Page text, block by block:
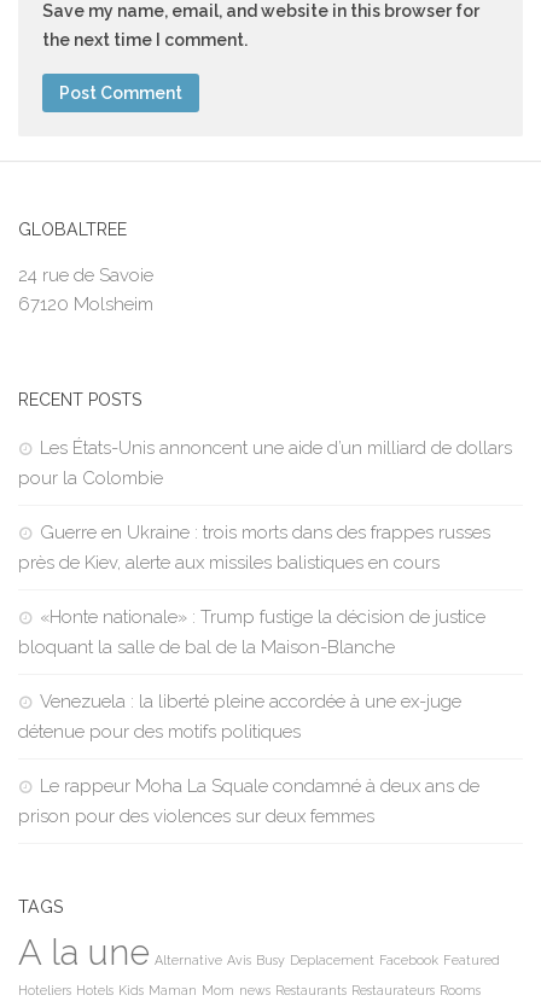
Save my name, email, and website in this browser for
the next time I comment.
GLOBALTREE
24 rue de Savoie
67120 Molsheim
RECENT POSTS
Les États-Unis annoncent une aide d’un milliard de dollars
pour la Colombie
Guerre en Ukraine : trois morts dans des frappes russes
près de Kiev, alerte aux missiles balistiques en cours
«Honte nationale» : Trump fustige la décision de justice
bloquant la salle de bal de la Maison-Blanche
Venezuela : la liberté pleine accordée à une ex-juge
détenue pour des motifs politiques
Le rappeur Moha La Squale condamné à deux ans de
prison pour des violences sur deux femmes
TAGS
A la une Alternative Avis Busy Deplacement Facebook Featured
Hoteliers Hotels Kids Maman Mom news Restaurants Restaurateurs Rooms